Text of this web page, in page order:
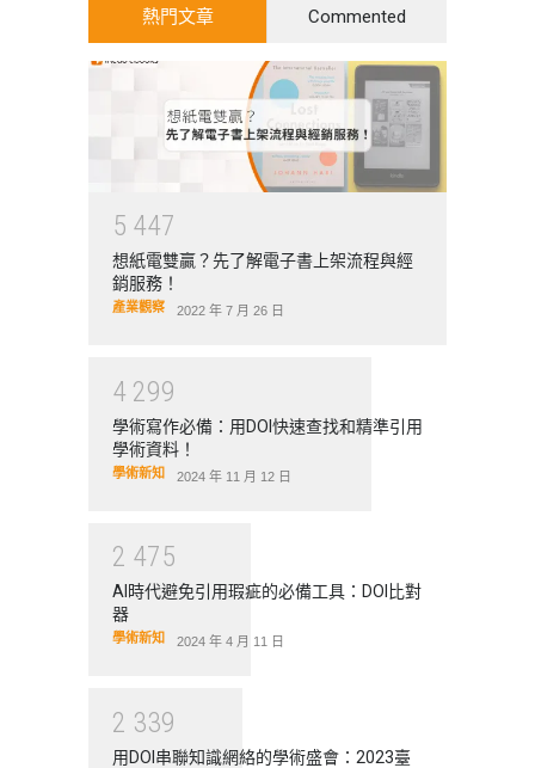
熱門文章 Commented
5 447
想紙電雙贏？先了解電子書上架流程與經
銷服務！
產業觀察 2022 年 7 月 26 日
4 299
學術寫作必備：用DOI快速查找和精準引用
學術資料！
學術新知 2024 年 11 月 12 日
2 475
AI時代避免引用瑕疵的必備工具：DOI比對
器
學術新知 2024 年 4 月 11 日
2 339
用DOI串聯知識網絡的學術盛會：2023臺